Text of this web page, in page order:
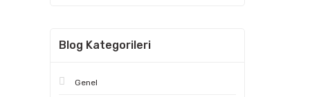
Blog Kategorileri
Genel